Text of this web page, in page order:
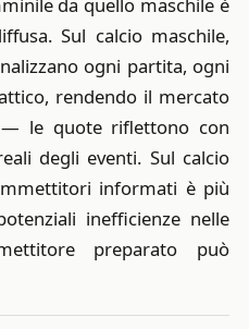
da quello maschile è
Sul calcio maschile,
ogni partita, ogni
rendendo il mercato
— le quote riflettono con
degli eventi. Sul calcio
informati è più
inefficienze nelle
preparato può